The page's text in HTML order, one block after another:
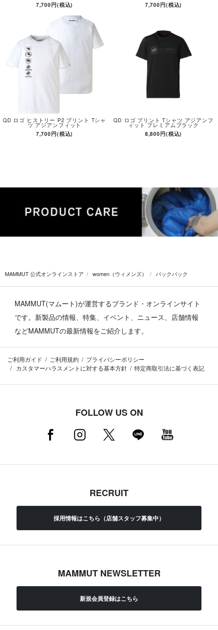
7,700円(税込)
7,700円(税込)
QD ロゴ ヒストリー P2 プリント Tシャ
ツ アジアンフィット
7,700円(税込)
QD ロゴ プリント Tシャツ アジアンフ
ィット プレミアムブラック
8,800円(税込)
MAMMUT 公式オンラインストア women（ウィメンズ） バックパック
MAMMUT(マムート)が運営するブランド・オンラインサイト
です。 新製品の情報、特集、イベント、ニュース、店舗情報
などMAMMUTの最新情報をご紹介します。
ご利用ガイド ご利用規約
プライバシーポリシー
カスタマーハラスメントに対する基本方針
特定商取引法に基づく表記
FOLLOW US ON
RECRUIT
採用情報はこちら（店舗スタッフ募集中）
MAMMUT NEWSLETTER
新規会員登録はこちら